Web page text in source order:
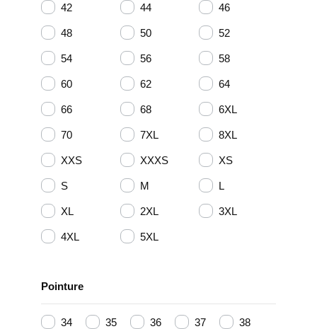
42 44 46
48 50 52
54 56 58
60 62 64
66 68 6XL
70 7XL 8XL
XXS XXXS XS
S M L
XL 2XL 3XL
4XL 5XL
Pointure
34 35 36 37 38